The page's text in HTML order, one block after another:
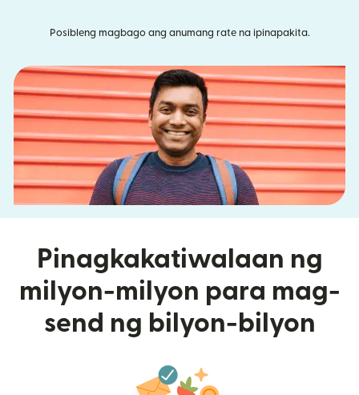
Posibleng magbago ang anumang rate na ipinapakita.
Pinagkakatiwalaan ng
milyon-milyon para mag-
send ng bilyon-bilyon